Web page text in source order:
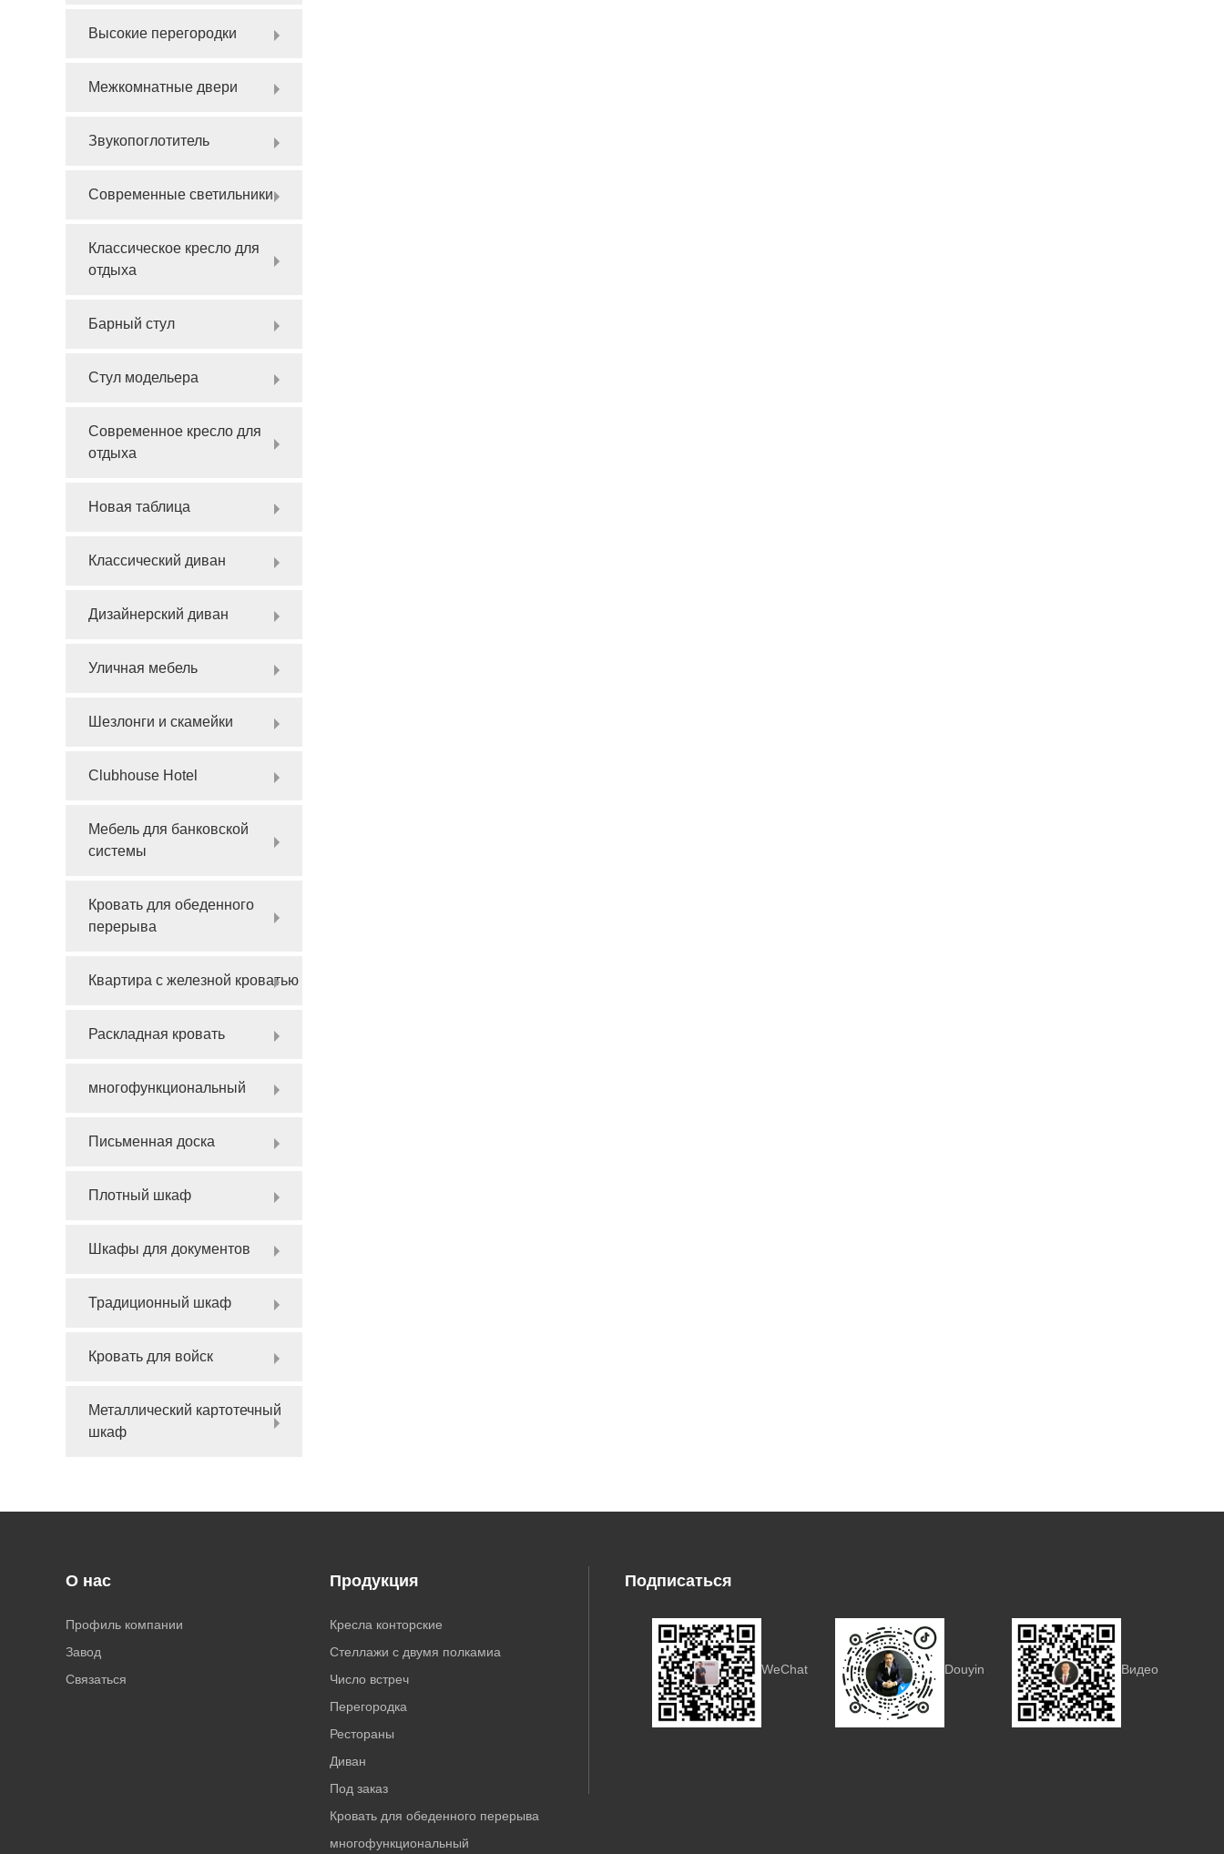
Высокие перегородки
Межкомнатные двери
Звукопоглотитель
Современные светильники
Классическое кресло для
отдыха
Барный стул
Стул модельера
Современное кресло для
отдыха
Новая таблица
Классический диван
Дизайнерский диван
Уличная мебель
Шезлонги и скамейки
Clubhouse Hotel
Мебель для банковской
системы
Кровать для обеденного
перерыва
Квартира с железной кроватью
Раскладная кровать
многофункциональный
Письменная доска
Плотный шкаф
Шкафы для документов
Традиционный шкаф
Кровать для войск
Металлический картотечный
шкаф
О нас
Профиль компании
Завод
Связаться
Продукция
Кресла конторские
Стеллажи с двумя полкамиa
Число встреч
Перегородка
Рестораны
Диван
Под заказ
Кровать для обеденного перерыва
многофункциональный
Подписаться
WeChat Douyin Видео